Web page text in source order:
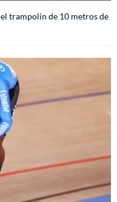
trampolín de 10 metros de